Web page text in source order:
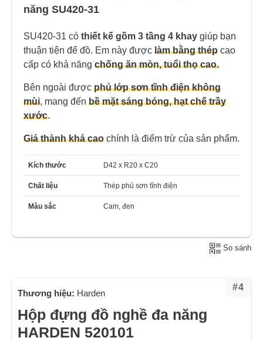
năng SU420-31
SU420-31 có thiết kế gồm 3 tầng 4 khay giúp bạn
thuận tiện để đồ. Em này được làm bằng thép cao
cấp có khả năng chống ăn mòn, tuổi thọ cao.
Bên ngoài được phủ lớp sơn tĩnh điện không
mùi, mang đến bề mặt sáng bóng, hạt chế trầy
xước.
Giá thành khá cao chính là điểm trừ của sản phẩm.
Kích thước D42 x R20 x C20
Chất liệu Thép phủ sơn tĩnh điện
Màu sắc Cam, đen
So sánh
#4
Thương hiệu: Harden
Hộp đựng đồ nghề đa năng
HARDEN 520101